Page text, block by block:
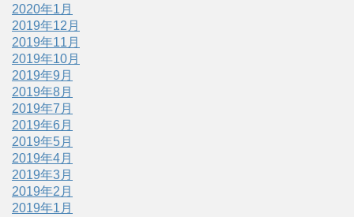
2020年1月
2019年12月
2019年11月
2019年10月
2019年9月
2019年8月
2019年7月
2019年6月
2019年5月
2019年4月
2019年3月
2019年2月
2019年1月